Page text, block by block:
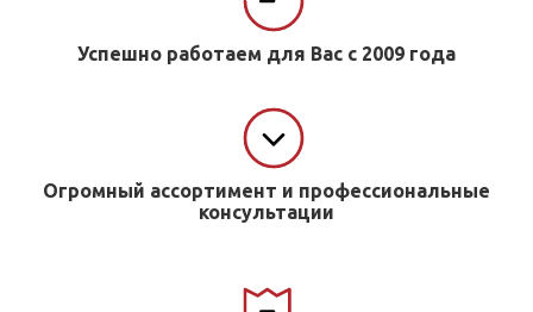
Успешно работаем для Вас с 2009 года
Огромный ассортимент и профессиональные
консультации